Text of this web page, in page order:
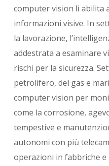
computer vision li abilita
informazioni visive. In
la lavorazione,
addestrata a esaminare
rischi per la sicurezza.
petrolifero, del gas e
computer vision per
come la corrosione,
tempestive e
autonomi con più
operazioni in fabbriche e